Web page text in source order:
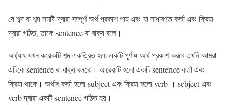
যে শব্দ বা শব্দ সমষ্টি দ্বারা সম্পূর্ণ অর্থ প্রকাশ পায় এবং যা সাধারণত কর্তা এবং ক্রিয়া
দ্বারা গঠিত, তাকে sentence বা বাক্য বলে।
অর্থ্যাৎ যখন কয়েকটি শব্দ একত্রিত হয়ে একটি পূর্ণাঙ্গ অর্থ প্রকাশ করবে তখনি আমরা
এটিকে sentence বা বাক্য বলবো। আরেকটি হলো একটি sentence কর্তা এবং
ক্রিয়া থাকে। অর্থাৎ কর্তা হলো subject এবং ক্রিয়া হলো verb । sebject এবং
verb দ্বারা একটি sentence গঠিত হয়।